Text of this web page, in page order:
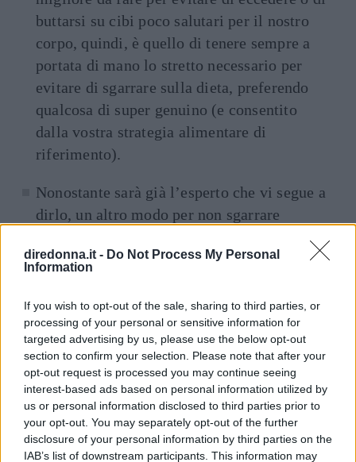
diredonna.it - Do Not Process My Personal
Information
If you wish to opt-out of the sale, sharing to third parties, or
processing of your personal or sensitive information for
targeted advertising by us, please use the below opt-out
section to confirm your selection. Please note that after your
opt-out request is processed you may continue seeing
interest-based ads based on personal information utilized by
us or personal information disclosed to third parties prior to
your opt-out. You may separately opt-out of the further
disclosure of your personal information by third parties on the
IAB’s list of downstream participants. This information may
buttarsi su cibi poco salutari per il nostro
corpo, quindi, è quello di tenere sempre a
portata di mano lo stretto necessario per
evitare di sgarrare sulla dieta, preferendo
qualcosa di super genuino (e consentito
dalla vostra strategia alimentare di
riferimento).
Nonostante sarà già l’esperto che vi segue a
dirlo, un altro modo per non sgarrare
micro obiettivida tenere ben visibili sul
dopo giorno via via che li si soddisfa. Un
modo molto facile e gratificante di
affrontare la dieta, percependone
concretamente gli avanzamenti senza il
rischio di demoralizzarsi.
Infine, un altro consiglio per non sgarrare è
quello di procedere seguendo degliorari